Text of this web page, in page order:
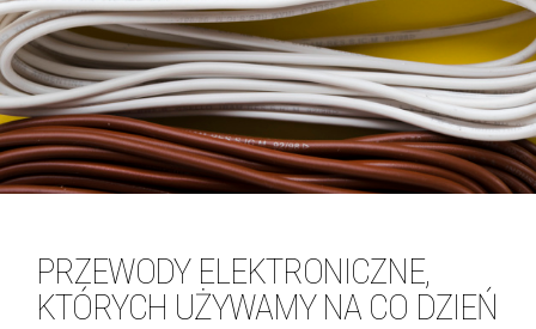
PRZEWODY ELEKTRONICZNE,
KTÓRYCH UŻYWAMY NA CO DZIEŃ